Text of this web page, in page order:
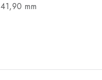
41,90 mm